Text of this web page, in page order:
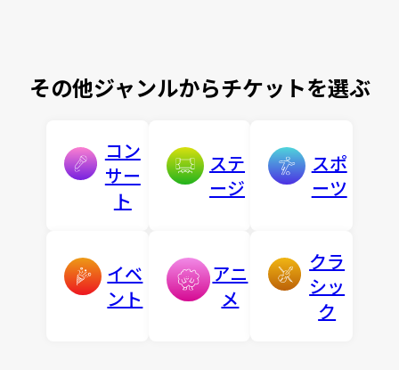
その他ジャンルからチケットを選ぶ
コン
サー
ト
ステ
ージ
スポ
ーツ
イベ
ント
アニ
メ
クラ
シッ
ク